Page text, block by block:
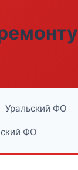
Уральский ФО
ФО